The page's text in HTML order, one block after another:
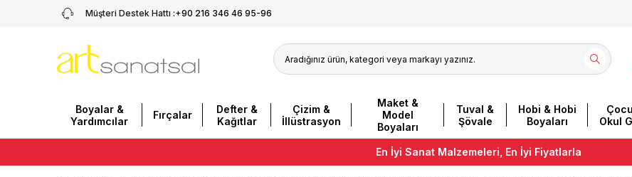
Müşteri Destek Hattı :+90 216 346 46 95-96
Boyalar &
Yardımcılar
Fırçalar
Defter &
Kağıtlar
Çizim &
İllüstrasyon
Maket &
Model
Boyaları
Tuval &
Şövale
Hobi & Hobi
Boyaları
Okul
En İyi Sanat Malzemeleri, En İyi Fiyatlarla